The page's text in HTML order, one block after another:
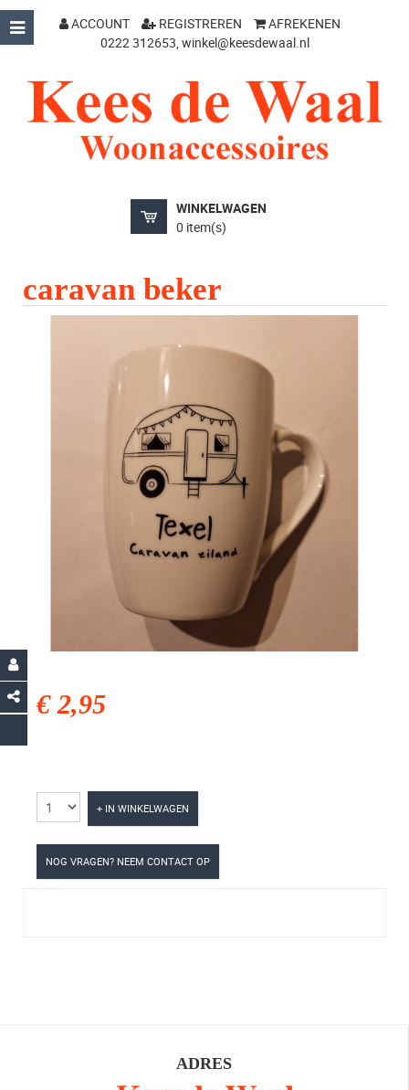
ACCOUNT REGISTREREN
AFREKENEN
0222 312653, winkel@keesdewaal.nl
WINKELWAGEN
0 item(s)
caravan beker
€ 2,95
+ IN WINKELWAGEN
NOG VRAGEN? NEEM CONTACT OP
ADRES